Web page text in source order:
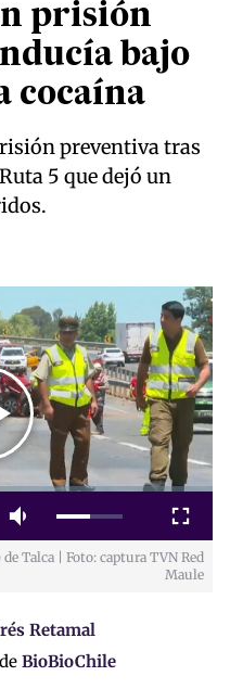
prisión
bajo
cocaína
preventiva tras
5 que dejó un
Fullscreen
Talca | Foto: captura TVN Red
Maule
Retamal
BioBioChile